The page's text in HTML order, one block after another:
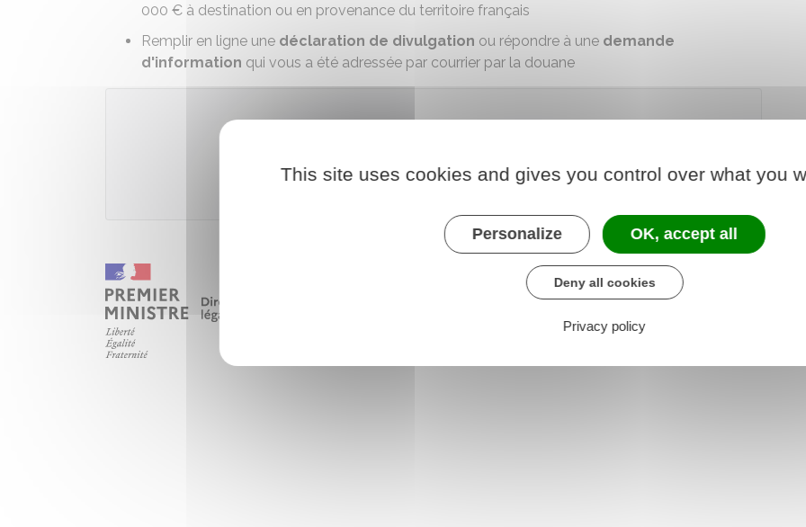
000 € à destination ou en provenance du territoire français
Remplir en ligne une déclaration de divulgation ou répondre à une demande
d'information qui vous a été adressée par courrier par la douane
This site uses cookies and gives you control over what you
Personalize OK, accept all
Deny all cookies
Privacy policy